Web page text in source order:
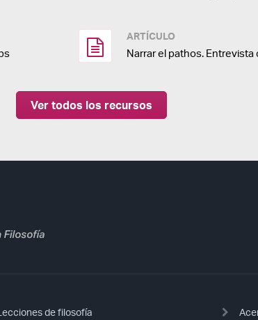
ARTÍCULO
Narrar el pathos.
Ver todos los recursos
de filosofía